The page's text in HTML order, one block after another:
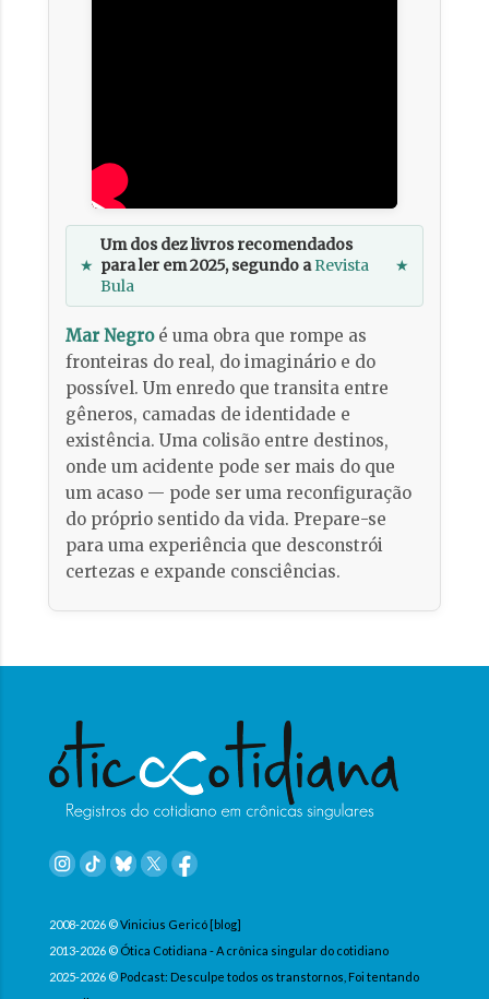
★
Um dos dez livros recomendados
para ler em 2025, segundo aRevista
Bula
★
Mar Negroé uma obra que rompe as
fronteiras do real, do imaginário e do
possível. Um enredo que transita entre
gêneros, camadas de identidade e
existência. Uma colisão entre destinos,
onde um acidente pode ser mais do que
um acaso — pode ser uma reconfiguração
do próprio sentido da vida. Prepare-se
para uma experiência que desconstrói
certezas e expande consciências.
2008-2026 ©Vinicius Gericó [blog]
2013-2026 © Ótica Cotidiana - A crônica singular do cotidiano
2025-2026 © Podcast: Desculpe todos os transtornos, Foi tentando